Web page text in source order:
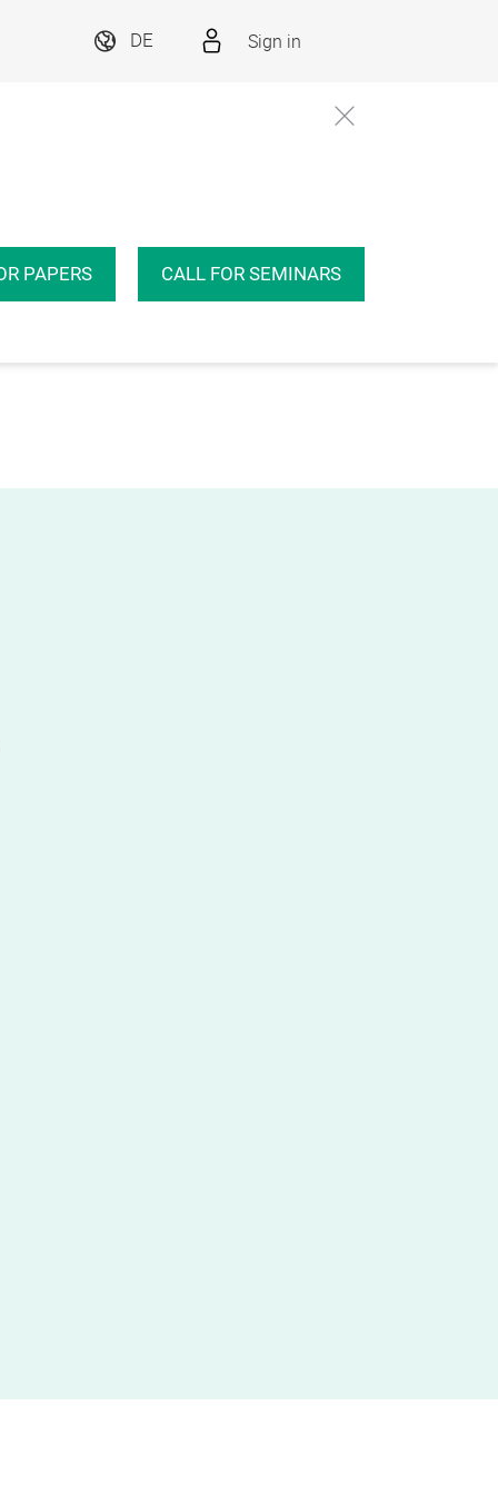
DE Sign in
PAPERS CALL FOR SEMINARS